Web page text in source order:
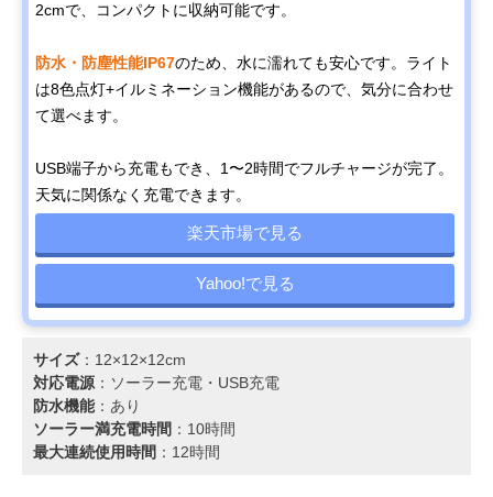
2cmで、コンパクトに収納可能です。
防水・防塵性能IP67のため、水に濡れても安心です。ライト
は8色点灯+イルミネーション機能があるので、気分に合わせ
て選べます。
USB端子から充電もでき、1〜2時間でフルチャージが完了。
天気に関係なく充電できます。
楽天市場で見る
Yahoo!で見る
サイズ：12×12×12cm
対応電源：‎ソーラー充電・USB充電
防水機能：あり
ソーラー満充電時間 ：10時間
最大連続使用時間 ：12時間